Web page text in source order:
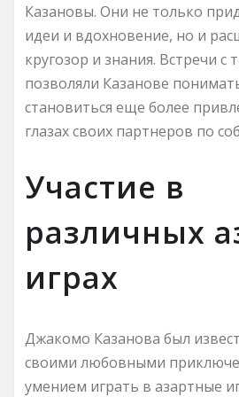
Казановы. Они не только
идеи и вдохновение, но и
кругозор и знания. Встречи
позволяли Казанове
становиться еще более
глазах своих партнеров по
Участие в
различных
играх
Джакомо Казанова был
своими любовными
умением играть в азартные